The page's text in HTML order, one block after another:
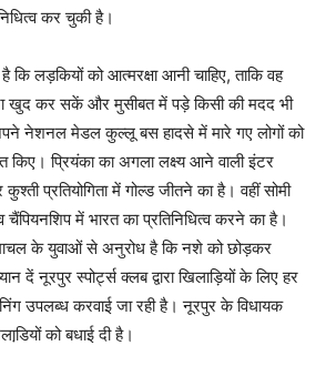
कर चुकी है।
है कि लड़कियों को आत्मरक्षा आनी चाहिए, ताकि वह
खुद कर सकें और मुसीबत में पड़े किसी की मदद भी
नेशनल मेडल कुल्लू बस हादसे में मारे गए लोगों को
किए। प्रियंका का अगला लक्ष्य आने वाली इंटर
प्रतियोगिता में गोल्ड जीतने का है। वहीं सोमी
चैंपियनशिप में भारत का प्रतिनिधित्व करने का है।
के युवाओं से अनुरोध है कि नशे को छोड़कर
दें नूरपुर स्पोर्ट्स क्लब द्वारा खिलाड़ियों के लिए हर
उपलब्ध करवाई जा रही है। नूरपुर के विधायक
को बधाई दी है।